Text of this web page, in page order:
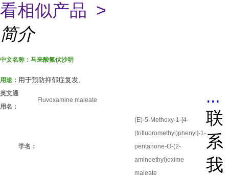
看相似产品 >
简介
中文名称：马来酸氟伏沙明
用途： 用于预防抑郁症复发。
英文通
用名：
Fluvoxamine maleate
学名：
(E)-5-Methoxy-1-[4-
(trifluoromethyl)phenyl]-1-
pentanone-O-(2-
aminoethyl)oxime
maleate
...
联
系
我